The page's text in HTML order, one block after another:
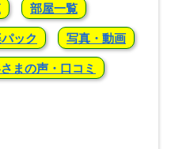
部屋一覧
ック 写真・動画
まの声・口コミ